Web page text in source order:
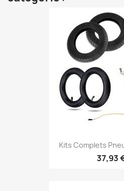
Kits Complets
37,93